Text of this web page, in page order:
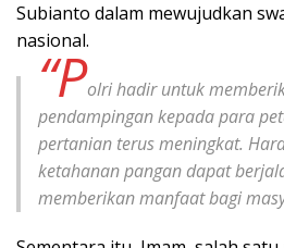
Subianto dalam mewujudkan
nasional.
“Polri hadir untuk
pendampingan kepada para
pertanian terus meningkat.
ketahanan pangan dapat
memberikan manfaat bagi